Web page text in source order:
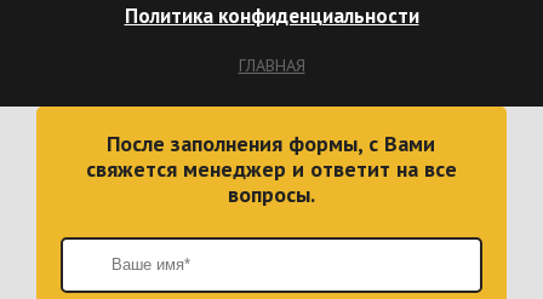
Политика конфиденциальности
ГЛАВНАЯ
После заполнения формы, с Вами
свяжется менеджер и ответит на все
вопросы.